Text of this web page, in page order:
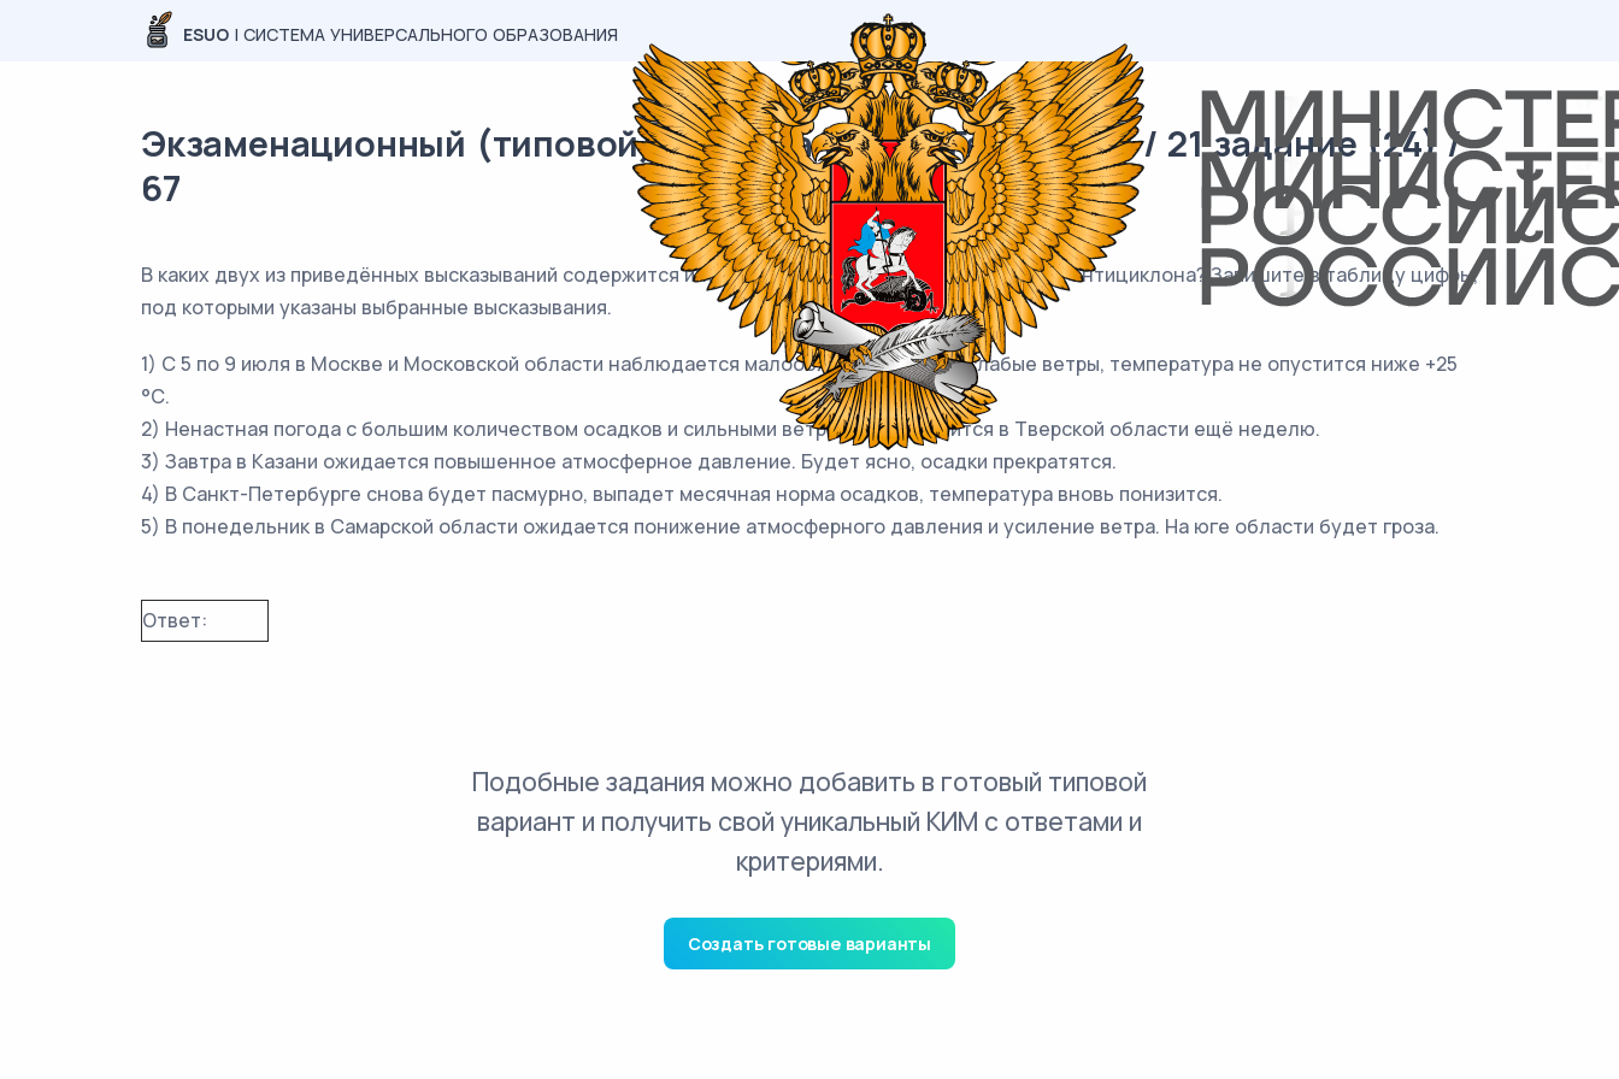
ESUO | СИСТЕМА УНИВЕРСАЛЬНОГО ОБРАЗОВАНИЯ
Экзаменационный (типовой) материал ОГЭ / География / 21 задание (24) /
67
В каких двух из приведённых высказываний содержится информация о погоде, характерной для антициклона? Запишите в таблицу цифры,
под которыми указаны выбранные высказывания.
1) С 5 по 9 июля в Москве и Московской области наблюдается малооблачная погода, слабые ветры, температура не опустится ниже +25
°С.
2) Ненастная погода с большим количеством осадков и сильными ветрами продержится в Тверской области ещё неделю.
3) Завтра в Казани ожидается повышенное атмосферное давление. Будет ясно, осадки прекратятся.
4) В Санкт-Петербурге снова будет пасмурно, выпадет месячная норма осадков, температура вновь понизится.
5) В понедельник в Самарской области ожидается понижение атмосферного давления и усиление ветра. На юге области будет гроза.
Ответ:
Подобные задания можно добавить в готовый типовой
вариант и получить свой уникальный КИМ с ответами и
критериями.
Создать готовые варианты